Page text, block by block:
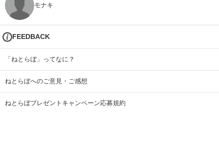
モナキ
FEEDBACK
「ねとらぼ」ってなに？
ねとらぼへのご意見・ご感想
ねとらぼプレゼントキャンペーン応募規約